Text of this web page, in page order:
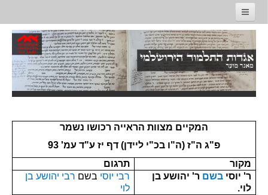
דף הבית
מבוא
האגדות
מסכת פאה
מסכת תענית
מסכת קידושין
המקיים מצוות הראייה רכושו נשמר
פ"ג ה"ז (ה"ו בכ"י ליידן) דף יז ע"ד עמ' 93
מקור
תרגום
ר' יוסיבשם ר' יהושע בן
לוי.
רבי יוסי בשם רבי יהושע בן
לוי